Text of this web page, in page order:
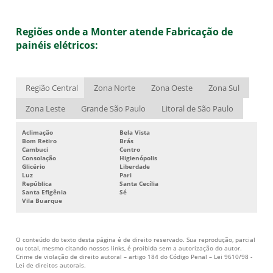
QUADROS ELÉTRICOS NO INTERIOR DE SP
CABINE SECUNDÁRIA
CABINE SECUNDÁRIA DE ENERGIA
CABINE ELÉTRICA DE OBRA
CABINE ELETRICA
CABINE PRIMARIA ELÉTRICA
ARMAZENAMENTO DE ENERGIA
CHAVE ISOLADA A GÁS
COMISSIONAMENTO DE EQUIPAMENTOS ELÉTRICOS
Regiões onde a Monter atende Fabricação de
painéis elétricos:
Região Central Zona Norte Zona Oeste
Zona Sul
Zona Leste
Grande São Paulo Litoral de São Paulo
Aclimação
Bela Vista
Bom Retiro
Brás
Cambuci
Centro
Consolação
Higienópolis
Glicério
Liberdade
Luz
Pari
República
Santa Cecília
Santa Efigênia
Sé
Vila Buarque
O conteúdo do texto desta página é de direito reservado. Sua reprodução, parcial
ou total, mesmo citando nossos links, é proibida sem a autorização do autor.
Crime de violação de direito autoral – artigo 184 do Código Penal – Lei 9610/98 -
Lei de direitos autorais.